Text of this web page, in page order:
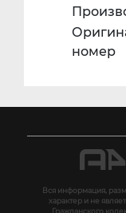
номер
Вся информация,
характер и не